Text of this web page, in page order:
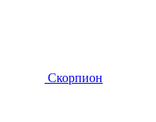
Скорпион